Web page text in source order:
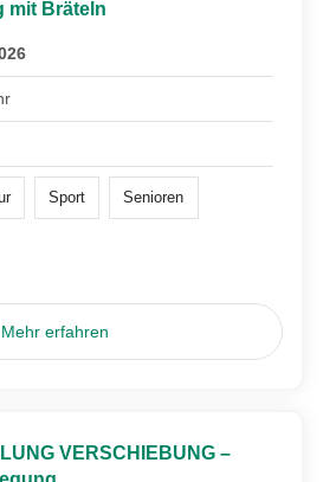
mit Bräteln
Sport Senioren
Mehr erfahren
VERSCHIEBUNG –